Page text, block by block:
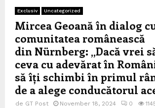
Exclusiv Uncategorized
Mircea Geoană în dialog
comunitatea românească
din Nürnberg: „Dacă vrei
ceva cu adevărat în
să îți schimbi în primul
de a alege conducătorul
de GT Post November 18, 2024 0